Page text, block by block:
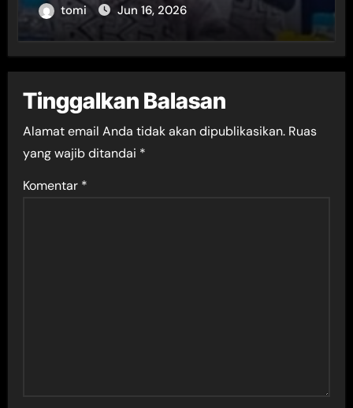
tomi Jun 16, 2026
Tinggalkan Balasan
Alamat email Anda tidak akan dipublikasikan. Ruas
yang wajib ditandai *
Komentar *